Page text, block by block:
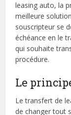
leasing auto, la
meilleure
souscripteur se
échéance en le
qui souhaite
procédure.
Le
Le transfert de
de changer tout